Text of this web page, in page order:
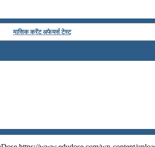
मासिक करेंट अफेयर्स टेस्ट